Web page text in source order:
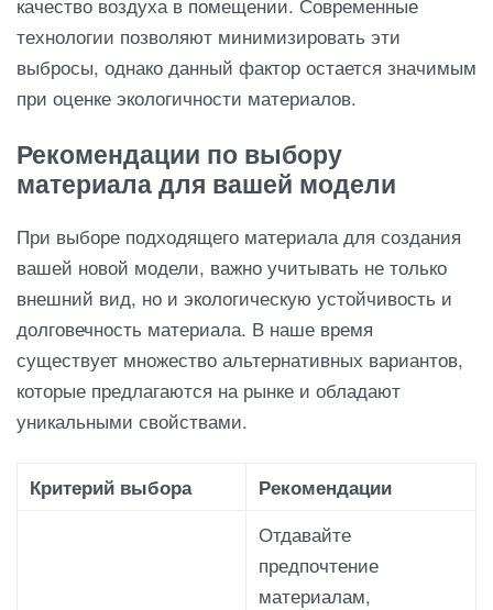
качество воздуха в помещении. Современные
технологии позволяют минимизировать эти
выбросы, однако данный фактор остается значимым
при оценке экологичности материалов.
Рекомендации по выбору
материала для вашей модели
При выборе подходящего материала для создания
вашей новой модели, важно учитывать не только
внешний вид, но и экологическую устойчивость и
долговечность материала. В наше время
существует множество альтернативных вариантов,
которые предлагаются на рынке и обладают
уникальными свойствами.
Критерий выбора Рекомендации
Отдавайте
предпочтение
материалам,